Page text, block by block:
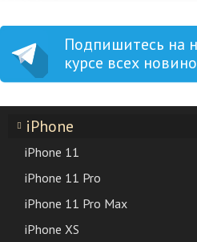
Подпишитесь на
курсе всех
iPhone
iPhone 11
iPhone 11 Pro
iPhone 11 Pro Max
iPhone XS